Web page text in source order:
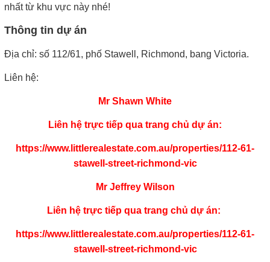
nhất từ khu vực này nhé!
Thông tin dự án
Địa chỉ: số 112/61, phố Stawell, Richmond, bang Victoria.
Liên hệ:
Mr Shawn White
Liên hệ trực tiếp qua trang chủ dự án:
https://www.littlerealestate.com.au/properties/112-61-
stawell-street-richmond-vic
Mr Jeffrey Wilson
Liên hệ trực tiếp qua trang chủ dự án:
https://www.littlerealestate.com.au/properties/112-61-
stawell-street-richmond-vic